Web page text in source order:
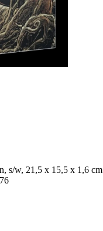
s/w, 21,5 x 15,5 x 1,6 cm